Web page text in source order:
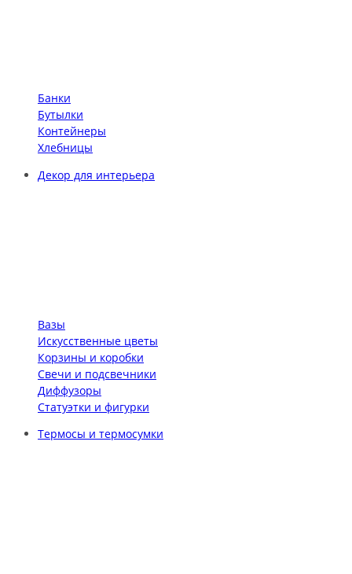
Банки
Бутылки
Контейнеры
Хлебницы
Декор для интерьера
Вазы
Искусственные цветы
Корзины и коробки
Свечи и подсвечники
Диффузоры
Статуэтки и фигурки
Термосы и термосумки